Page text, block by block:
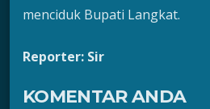
menciduk Bupati Langkat.
Reporter: Sir
KOMENTAR ANDA